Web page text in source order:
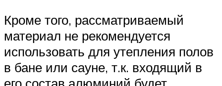
Кроме того, рассматриваемый
материал не рекомендуется
использовать для утепления полов
в бане или сауне, т.к. входящий в